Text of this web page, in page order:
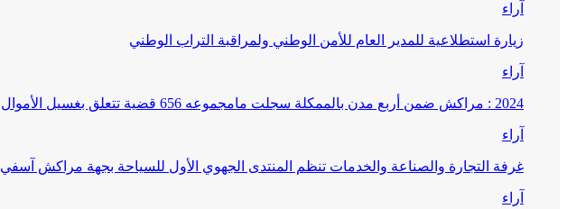
آراء
زيارة استطلاعية للمدير العام للأمن الوطني ولمراقبة التراب الوطني
آراء
2024 : مراكش ضمن أربع مدن بالممكلة سجلت مامجموعه 656 قضية تتعلق بغسيل الأموال
آراء
غرفة التجارة والصناعة والخدمات تنظم المنتدى الجهوي الأول للسياحة بجهة مراكش آسفي
آراء